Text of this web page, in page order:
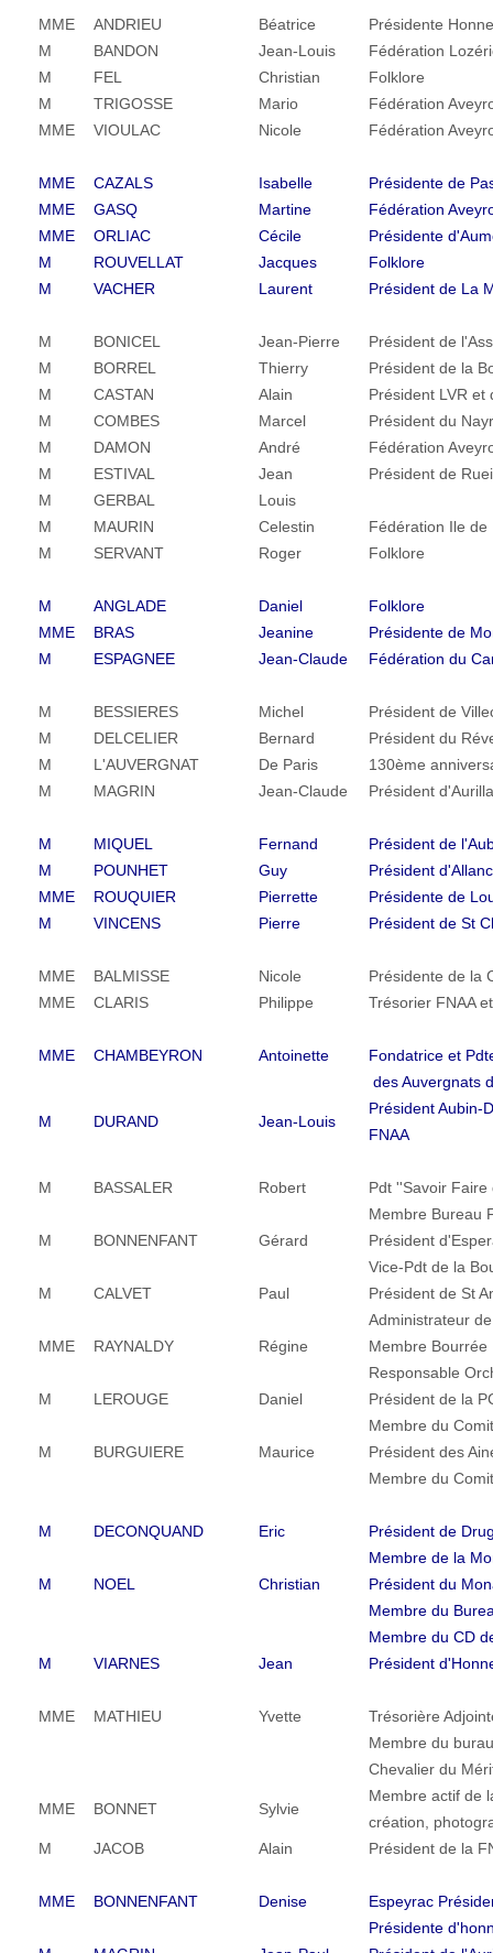
MME ANDRIEU Béatrice
Présidente
M
BANDON Jean-Louis
Fédération
M
FEL Christian
Folklore
M
TRIGOSSE Mario
Fédération
MME
VIOULAC Nicole Fédération
MME CAZALS Isabelle
Présidente de
MME
GASQ Martine
Fédération
MME
ORLIAC Cécile
Présidente
M
ROUVELLAT Jacques
Folklore
M
VACHER Laurent Président de La
M BONICEL Jean-Pierre
Président de
M
BORREL Thierry
Président de la
M
CASTAN Alain
Président LVR et
M
COMBES Marcel
Président du
M
DAMON André
Fédération
M
ESTIVAL Jean
Président de
M
GERBAL
Louis
M
MAURIN Celestin
Fédération Ile
M
SERVANT Roger Folklore
M ANGLADE Daniel
Folklore
MME
BRAS Jeanine
Présidente de
M
ESPAGNEE Jean-Claude Fédération du
M BESSIERES Michel
Président de
M
DELCELIER Bernard
Président du
M
L'AUVERGNAT De Paris
130ème
M
MAGRIN Jean-Claude Président
M MIQUEL Fernand
Président de
M
POUNHET Guy
Président
MME
ROUQUIER Pierrette
Présidente de
M
VINCENS Pierre Président de St
MME BALMISSE Nicole
Présidente de la
MME
CLARIS Philippe Trésorier FNAA
MME CHAMBEYRON Antoinette
Fondatrice et
des Auvergnats
M DURAND Jean-Louis
Président Aubin-
FNAA
M BASSALER Robert
Pdt ''Savoir Faire
Membre Bureau
M
BONNENFANT Gérard
Président
Vice-Pdt de la
M
CALVET Paul
Président de St
Administrateur
MME
RAYNALDY Régine
Membre Bourrée
Responsable
M
LEROUGE Daniel
Président de la
Membre du
M
BURGUIERE Maurice
Président des
Membre du
M DECONQUAND Eric
Président de
Membre de la
M
NOEL Christian
Président du
Membre du
Membre du CD
M
VIARNES Jean Président
MME MATHIEU Yvette
Trésorière
Membre du
Chevalier du
MME BONNET Sylvie
Membre actif de
création,
M
JACOB Alain Président de la
MME BONNENFANT Denise
Espeyrac
Présidente